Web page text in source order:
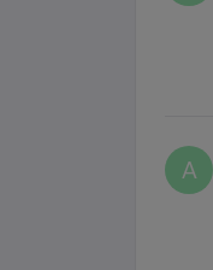
A